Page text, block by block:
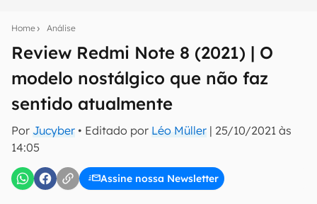
Home Análise
Review Redmi Note 8 (2021) | O
modelo nostálgico que não faz
sentido atualmente
Por Jucyber • Editado por Léo Müller | 25/10/2021 às
14:05
Assine nossa Newsletter
notícias e reviews sobre tecnologia em primeira
mão.
E-mail
inscreva-se
Confirmo que li, aceito e concordo com os Termos de
Uso e Política de Privacidade do Canaltech.